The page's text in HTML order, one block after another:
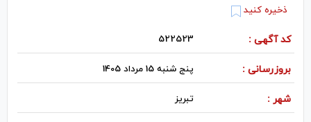
ذخیره کنید
کد آگهی : 522523
بروزرسانی : پنج شنبه 15 مرداد 1405
شهر : تبريز